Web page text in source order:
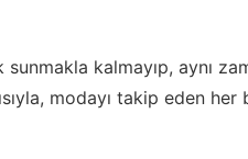
sunmakla kalmayıp, aynı
modayı takip eden